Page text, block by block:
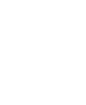
Instagram